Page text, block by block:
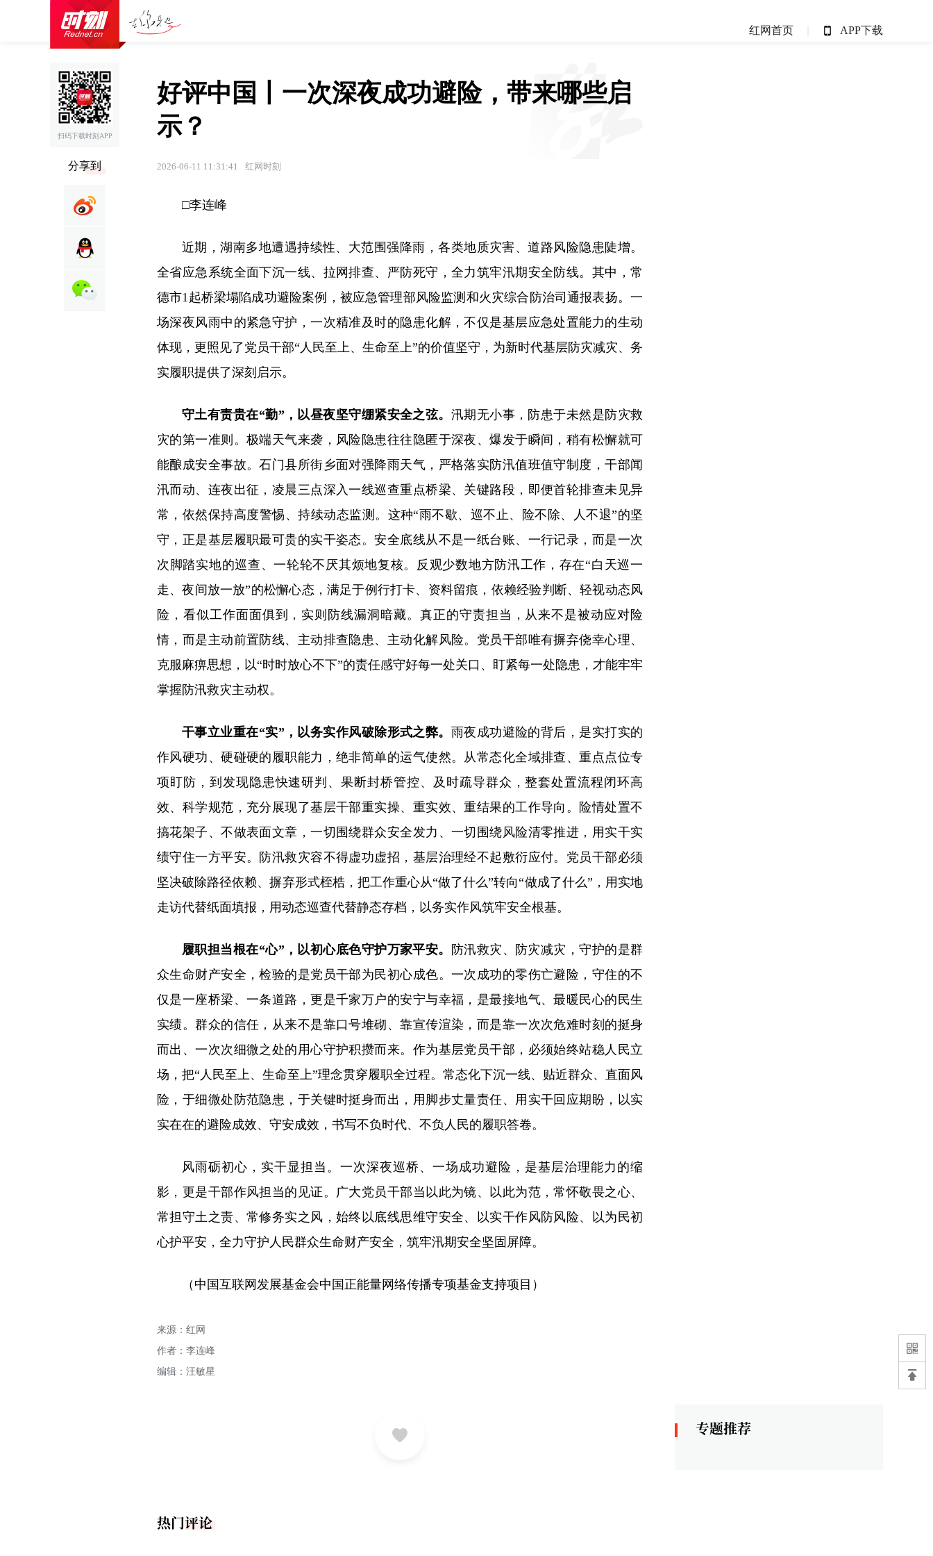
红网首页 APP下载
扫码下载时刻APP
分享到
好评中国丨一次深夜成功避险，带来哪些启
示？
2026-06-11 11:31:41 红网时刻
□李连峰
近期，湖南多地遭遇持续性、大范围强降雨，各类地质灾害、道路风险隐患陡增。
全省应急系统全面下沉一线、拉网排查、严防死守，全力筑牢汛期安全防线。其中，常
德市1起桥梁塌陷成功避险案例，被应急管理部风险监测和火灾综合防治司通报表扬。一
场深夜风雨中的紧急守护，一次精准及时的隐患化解，不仅是基层应急处置能力的生动
体现，更照见了党员干部“人民至上、生命至上”的价值坚守，为新时代基层防灾减灾、务
实履职提供了深刻启示。
守土有责贵在“勤”，以昼夜坚守绷紧安全之弦。 汛期无小事，防患于未然是防灾救
灾的第一准则。极端天气来袭，风险隐患往往隐匿于深夜、爆发于瞬间，稍有松懈就可
能酿成安全事故。石门县所街乡面对强降雨天气，严格落实防汛值班值守制度，干部闻
汛而动、连夜出征，凌晨三点深入一线巡查重点桥梁、关键路段，即便首轮排查未见异
常，依然保持高度警惕、持续动态监测。这种“雨不歇、巡不止、险不除、人不退”的坚
守，正是基层履职最可贵的实干姿态。安全底线从不是一纸台账、一行记录，而是一次
次脚踏实地的巡查、一轮轮不厌其烦地复核。反观少数地方防汛工作，存在“白天巡一
走、夜间放一放”的松懈心态，满足于例行打卡、资料留痕，依赖经验判断、轻视动态风
险，看似工作面面俱到，实则防线漏洞暗藏。真正的守责担当，从来不是被动应对险
情，而是主动前置防线、主动排查隐患、主动化解风险。党员干部唯有摒弃侥幸心理、
克服麻痹思想，以“时时放心不下”的责任感守好每一处关口、盯紧每一处隐患，才能牢牢
掌握防汛救灾主动权。
干事立业重在“实”，以务实作风破除形式之弊。 雨夜成功避险的背后，是实打实的
作风硬功、硬碰硬的履职能力，绝非简单的运气使然。从常态化全域排查、重点点位专
项盯防，到发现隐患快速研判、果断封桥管控、及时疏导群众，整套处置流程闭环高
效、科学规范，充分展现了基层干部重实操、重实效、重结果的工作导向。险情处置不
搞花架子、不做表面文章，一切围绕群众安全发力、一切围绕风险清零推进，用实干实
绩守住一方平安。防汛救灾容不得虚功虚招，基层治理经不起敷衍应付。党员干部必须
坚决破除路径依赖、摒弃形式桎梏，把工作重心从“做了什么”转向“做成了什么”，用实地
走访代替纸面填报，用动态巡查代替静态存档，以务实作风筑牢安全根基。
履职担当根在“心”，以初心底色守护万家平安。
防汛救灾、防灾减灾，守护的是群
众生命财产安全，检验的是党员干部为民初心成色。一次成功的零伤亡避险，守住的不
仅是一座桥梁、一条道路，更是千家万户的安宁与幸福，是最接地气、最暖民心的民生
实绩。群众的信任，从来不是靠口号堆砌、靠宣传渲染，而是靠一次次危难时刻的挺身
而出、一次次细微之处的用心守护积攒而来。作为基层党员干部，必须始终站稳人民立
场，把“人民至上、生命至上”理念贯穿履职全过程。常态化下沉一线、贴近群众、直面风
险，于细微处防范隐患，于关键时挺身而出，用脚步丈量责任、用实干回应期盼，以实
实在在的避险成效、守安成效，书写不负时代、不负人民的履职答卷。
风雨砺初心，实干显担当。一次深夜巡桥、一场成功避险，是基层治理能力的缩
影，更是干部作风担当的见证。广大党员干部当以此为镜、以此为范，常怀敬畏之心、
常担守土之责、常修务实之风，始终以底线思维守安全、以实干作风防风险、以为民初
心护平安，全力守护人民群众生命财产安全，筑牢汛期安全坚固屏障。
（中国互联网发展基金会中国正能量网络传播专项基金支持项目）
来源：红网
作者：李连峰
编辑：汪敏星